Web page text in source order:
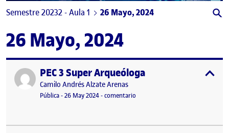
Semestre 20232 - Aula 1 26 Mayo, 2024
26 Mayo, 2024
Publicado porPEC 3 Super Arqueóloga
Publicado por
Camilo Andrés Alzate Arenas
Visibilidad:
Pública-Fecha de publicación
26 May 202427 mayo, 2024 3:47 pm
-comentario